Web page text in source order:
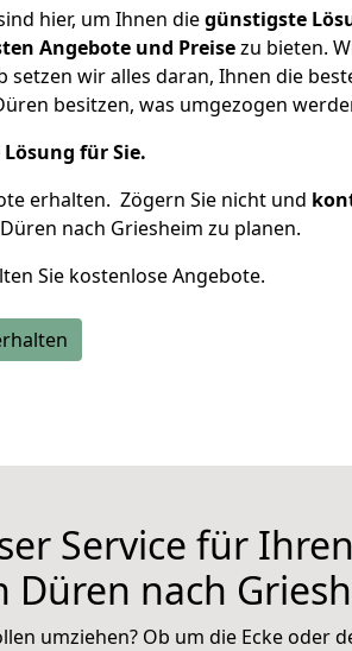
hier, um Ihnen diegünstigste
Angebote und Preisezu bieten.
wir alles daran, Ihnen die
besitzen, was umgezogen
für Sie.
erhalten. Zögern Sie nicht und
nach Griesheim zu planen.
Sie kostenlose Angebote.
Service für
Düren nach
umziehen? Ob um die Ecke oder